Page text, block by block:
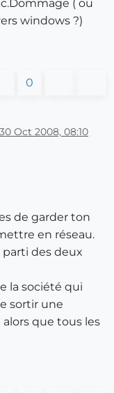
( ou
windows ?)
0
30 Oct 2008, 08:10
de garder ton
en réseau.
des deux
la société qui
sortir une
alors que tous les